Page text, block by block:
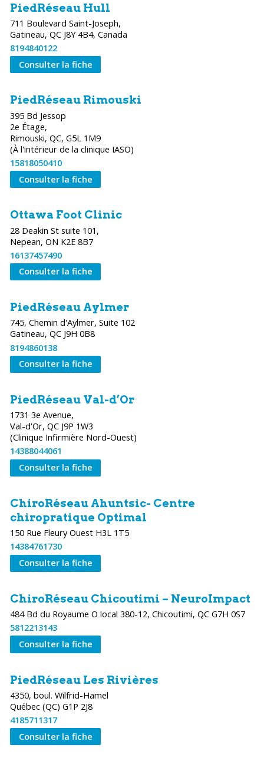
PiedRéseau Hull
711 Boulevard Saint-Joseph,
Gatineau, QC J8Y 4B4, Canada
8194840122
Consulter la fiche
PiedRéseau Rimouski
395 Bd Jessop
2e Étage,
Rimouski, QC, G5L 1M9
(À l'intérieur de la clinique IASO)
15818050410
Consulter la fiche
Ottawa Foot Clinic
28 Deakin St suite 101,
Nepean, ON K2E 8B7
16137457490
Consulter la fiche
PiedRéseau Aylmer
745, Chemin d'Aylmer, Suite 102
Gatineau, QC J9H 0B8
8194860138
Consulter la fiche
PiedRéseau Val-d’Or
1731 3e Avenue,
Val-d'Or, QC J9P 1W3
(Clinique Infirmière Nord-Ouest)
14388044061
Consulter la fiche
ChiroRéseau Ahuntsic- Centre
chiropratique Optimal
150 Rue Fleury Ouest H3L 1T5
14384761730
Consulter la fiche
ChiroRéseau Chicoutimi – NeuroImpact
484 Bd du Royaume O local 380-12, Chicoutimi, QC G7H 0S7
5812213143
Consulter la fiche
PiedRéseau Les Rivières
4350, boul. Wilfrid-Hamel
4185711317
Consulter la fiche